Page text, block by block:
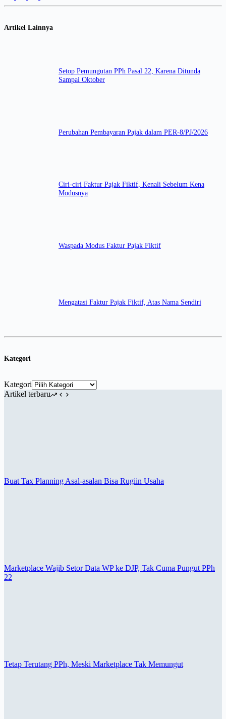
Artikel Lainnya
Setop Pemungutan PPh Pasal 22, Karena Ditunda
Sampai Oktober
Perubahan Pembayaran Pajak dalam PER-8/PJ/2026
Ciri-ciri Faktur Pajak Fiktif, Kenali Sebelum Kena
Modusnya
Waspada Modus Faktur Pajak Fiktif
Mengatasi Faktur Pajak Fiktif, Atas Nama Sendiri
Kategori
Kategori
Artikel terbaru
Buat Tax Planning Asal-asalan Bisa Rugiin Usaha
Marketplace Wajib Setor Data WP ke DJP, Tak Cuma Pungut PPh
22
Tetap Terutang PPh, Meski Marketplace Tak Memungut